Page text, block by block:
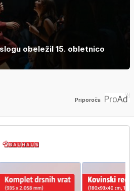
obeležil 15. obletnico
Priporoča